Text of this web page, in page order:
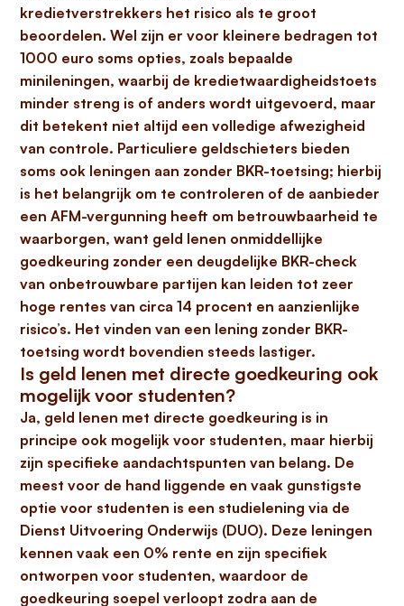
kredietverstrekkers het risico als te groot
beoordelen. Wel zijn er voor kleinere bedragen tot
1000 euro soms opties, zoals bepaalde
minileningen, waarbij de kredietwaardigheidstoets
minder streng is of anders wordt uitgevoerd, maar
dit betekent niet altijd een volledige afwezigheid
van controle. Particuliere geldschieters bieden
soms ook leningen aan zonder BKR-toetsing; hierbij
is het belangrijk om te controleren of de aanbieder
een AFM-vergunning heeft om betrouwbaarheid te
waarborgen, want geld lenen onmiddellijke
goedkeuring zonder een deugdelijke BKR-check
van onbetrouwbare partijen kan leiden tot zeer
hoge rentes van circa 14 procent en aanzienlijke
risico’s. Het vinden van een lening zonder BKR-
toetsing wordt bovendien steeds lastiger.
Is geld lenen met directe goedkeuring ook
mogelijk voor studenten?
Ja, geld lenen met directe goedkeuring is in
principe ook mogelijk voor studenten, maar hierbij
zijn specifieke aandachtspunten van belang. De
meest voor de hand liggende en vaak gunstigste
optie voor studenten is een studielening via de
Dienst Uitvoering Onderwijs (DUO). Deze leningen
kennen vaak een 0% rente en zijn specifiek
ontworpen voor studenten, waardoor de
goedkeuring soepel verloopt zodra aan de